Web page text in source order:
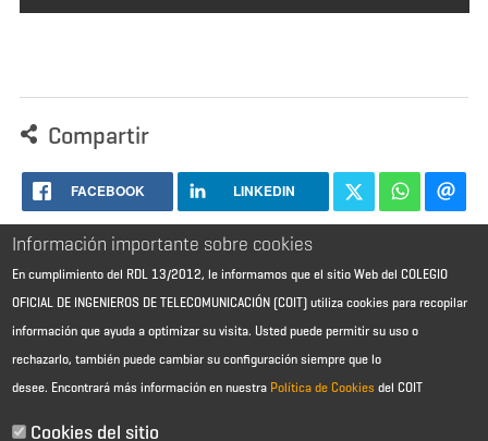
Compartir
FACEBOOK LINKEDIN
Aviso Legal - Información general
Política de cookies
Información importante sobre cookies
En cumplimiento del RDL 13/2012, le informamos que el sitio Web del COLEGIO
OFICIAL DE INGENIEROS DE TELECOMUNICACIÓN (COIT) utiliza cookies para recopilar
información que ayuda a optimizar su visita. Usted puede permitir su uso o
rechazarlo, también puede cambiar su configuración siempre que lo
desee. Encontrará más información en nuestra Política de Cookies del COIT
Cookies del sitio